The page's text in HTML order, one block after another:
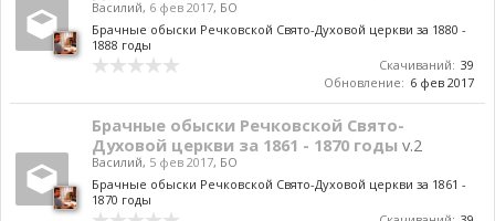
Василий, 6 фев 2017, БО
Брачные обыски Речковской Свято-Духовой церкви за 1880 -
1888 годы
Скачиваний: 39
Обновление: 6 фев 2017
Брачные обыски Речковской Свято-
Духовой церкви за 1861 - 1870 годы v.2
Василий, 5 фев 2017, БО
Брачные обыски Речковской Свято-Духовой церкви за 1861 -
1870 годы